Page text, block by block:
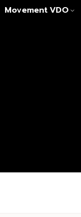
MovementVDO